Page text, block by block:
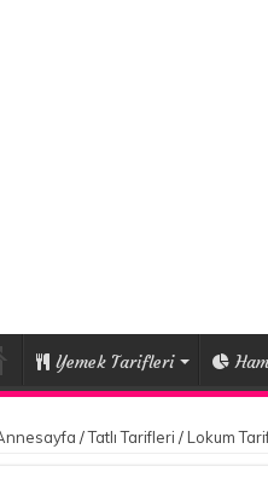
Yemek Tarifleri
/Tatlı Tarifleri / Lokum